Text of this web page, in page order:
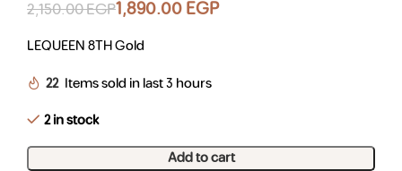
2,150.00EGP1,890.00EGP
LEQUEEN 8TH Gold
22 Items sold in last 3 hours
2 in stock
Add to cart